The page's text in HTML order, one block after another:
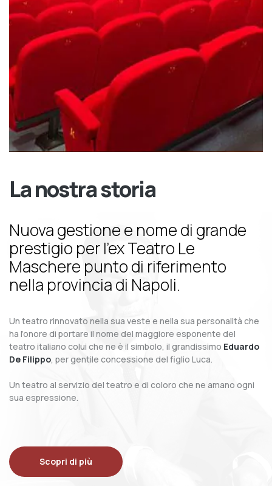
La nostra storia
Nuova gestione e nome di grande
prestigio per l’ex Teatro Le
Maschere punto di riferimento
nella provincia di Napoli.
Un teatro rinnovato nella sua veste e nella sua personalità che
ha l’onore di portare il nome del maggiore esponente del
teatro italiano colui che ne è il simbolo, il grandissimo Eduardo
De Filippo, per gentile concessione del figlio Luca.
Un teatro al servizio del teatro e di coloro che ne amano ogni
sua espressione.
Scopri di più